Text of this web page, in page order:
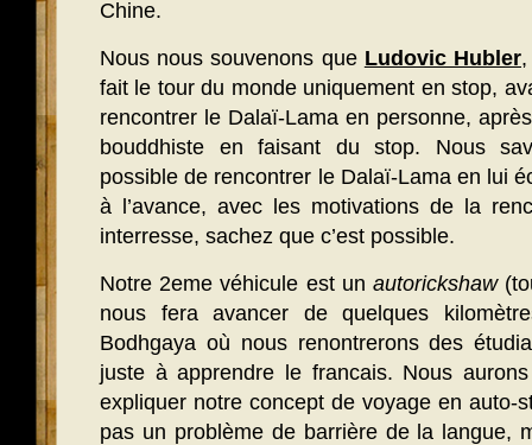
Chine.
Nous nous souvenons que Ludovic Hubler
fait le tour du monde uniquement en stop,
rencontrer le Dalaï-Lama en personne,
bouddhiste en faisant du stop. Nous
possible de rencontrer le Dalaï-Lama en lui
à l’avance, avec les motivations de la
interresse, sachez que c’est possible.
Notre 2eme véhicule est unautorickshaw
nous fera avancer de quelques
Bodhgaya où nous renontrerons des
juste à apprendre le francais. Nous
expliquer notre concept de voyage en auto-
pas un problème de barrière de la langue,